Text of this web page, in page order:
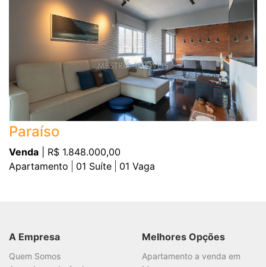
Paraíso
Venda | R$ 1.848.000,00
Apartamento
01 Suíte 01 Vaga
A Empresa
Quem Somos
Melhores Opções
Apartamento a venda em